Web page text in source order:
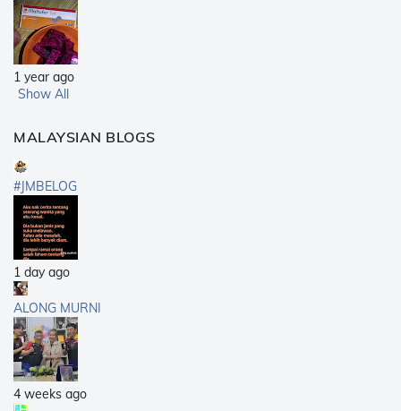
1 year ago
Show All
MALAYSIAN BLOGS
#JMBELOG
1 day ago
ALONG MURNI
4 weeks ago